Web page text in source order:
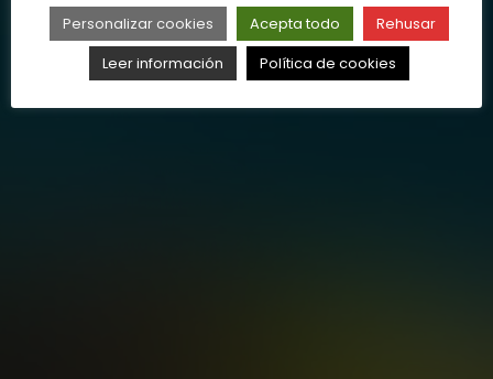
Personalizar cookies Acepta todo
Rehusar
Leer información
Política de cookies